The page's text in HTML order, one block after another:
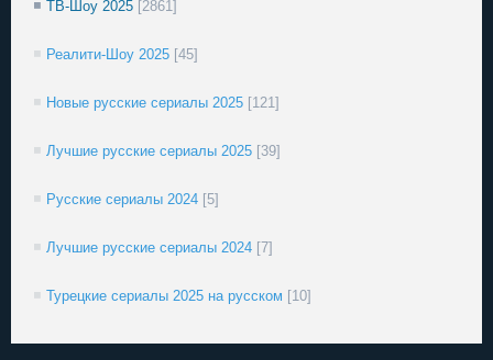
ТВ-Шоу 2025 [2861]
Реалити-Шоу 2025 [45]
Новые русские сериалы 2025 [121]
Лучшие русские сериалы 2025 [39]
Русские сериалы 2024 [5]
Лучшие русские сериалы 2024 [7]
Турецкие сериалы 2025 на русском [10]